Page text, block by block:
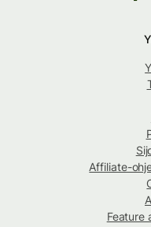
Affiliate-
Feature